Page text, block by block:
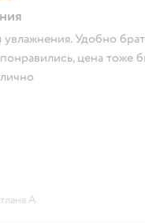
Удобно
цена тоже
А.